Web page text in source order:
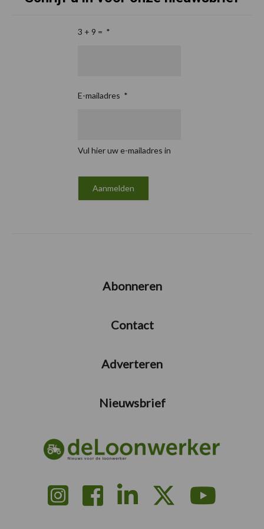
3 + 9 = *
E-mailadres *
Vul hier uw e-mailadres in
Abonneren
Contact
Adverteren
Nieuwsbrief